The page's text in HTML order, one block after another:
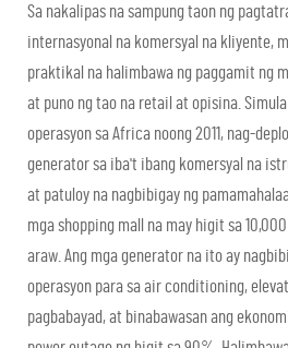
Sa nakalipas na sampung taon ng
internasyonal na komersyal na kliyente,
praktikal na halimbawa ng paggamit ng
at puno ng tao na retail at opisina.
operasyon sa Africa noong 2011, nag-
generator sa iba't ibang komersyal na
at patuloy na nagbibigay ng
mga shopping mall na may higit sa
araw. Ang mga generator na ito ay
operasyon para sa air conditioning,
pagbabayad, at binabawasan ang